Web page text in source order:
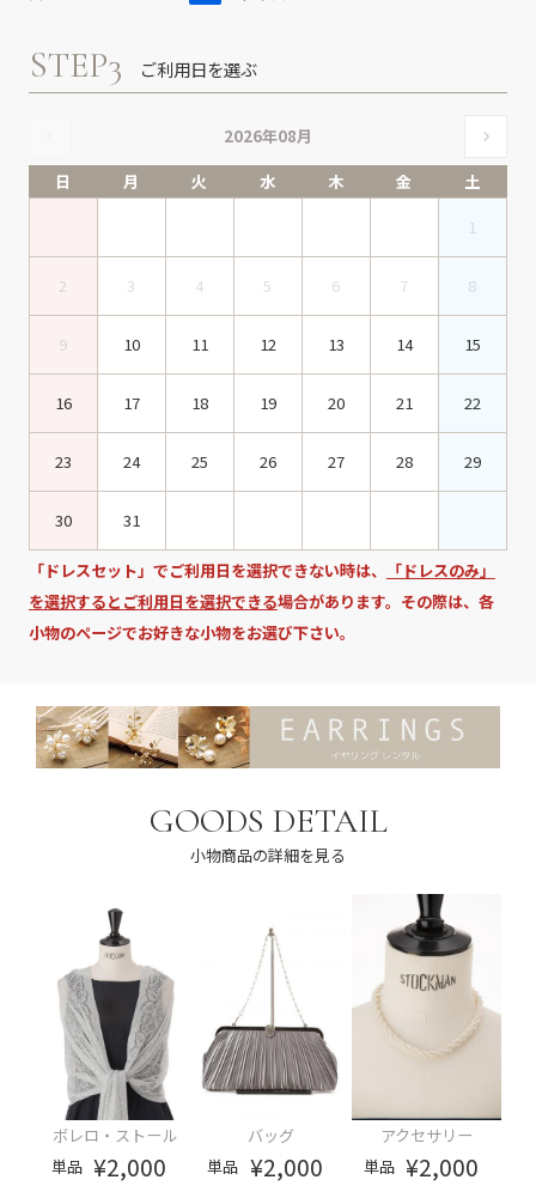
STEP3 ご利用日を選ぶ
2026年08月
日
月 火 水 木 金
土
1
2 3 4 5 6 7 8
9 10 11 12 13 14 15
16 17 18 19 20 21 22
23 24 25 26 27 28 29
30 31
「ドレスセット」でご利用日を選択できない時は、
「ドレスのみ」
を選択するとご利用日を選択できる場合があります。その際は、各
小物のページでお好きな小物をお選び下さい。
GOODS DETAIL
小物商品の詳細を見る
ボレロ・ストール
単品 ¥2,000
バッグ
単品 ¥2,000
アクセサリー
単品 ¥2,000